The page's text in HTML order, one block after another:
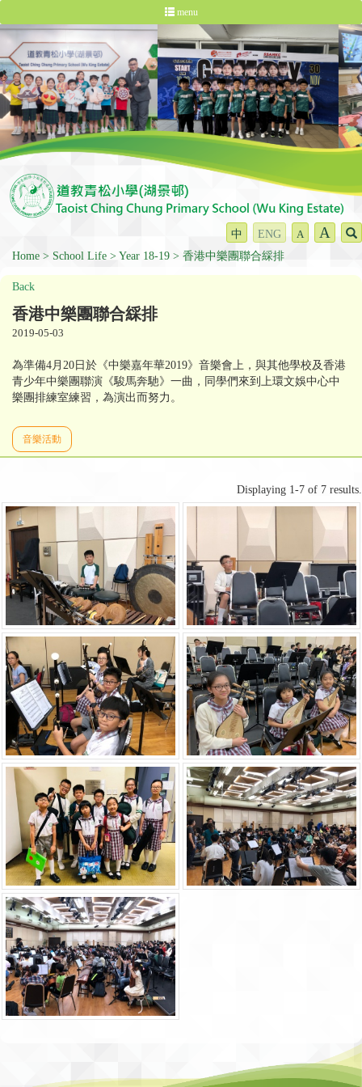
menu
中 ENG A A
Home School Life Year 18-19 香港中樂團聯合綵排
Back
香港中樂團聯合綵排
2019-05-03
為準備4月20日於《中樂嘉年華2019》音樂會上，與其他學校及香港
青少年中樂團聯演《駿馬奔馳》一曲，同學們來到上環文娛中心中
樂團排練室練習，為演出而努力。
音樂活動
Displaying 1-7 of 7 results.